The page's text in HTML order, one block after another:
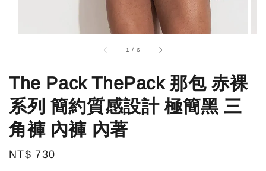
1 / 6
The Pack ThePack 那包 赤裸
系列 簡約質感設計 極簡黑 三
角褲 內褲 內著
Regular
NT$ 730